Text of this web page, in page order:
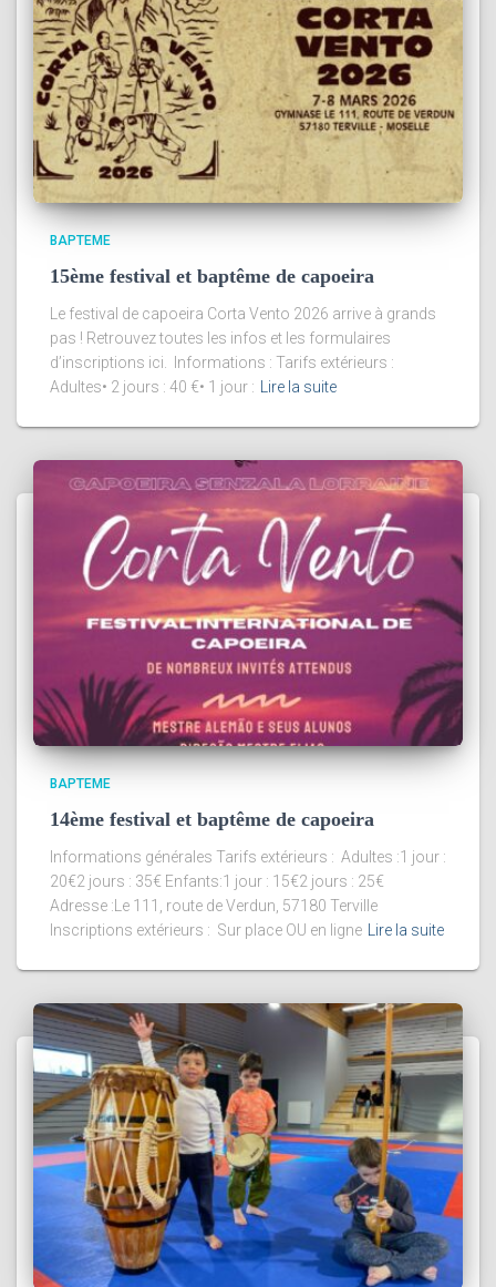
BAPTEME
15ème festival et baptême de capoeira
Le festival de capoeira Corta Vento 2026 arrive à grands
pas ! Retrouvez toutes les infos et les formulaires
d’inscriptions ici. Informations : Tarifs extérieurs :
Adultes• 2 jours : 40 €• 1 jour :
Lire la suite
BAPTEME
14ème festival et baptême de capoeira
Informations générales Tarifs extérieurs : Adultes :1 jour :
20€2 jours : 35€ Enfants:1 jour : 15€2 jours : 25€
Adresse :Le 111, route de Verdun, 57180 Terville
Inscriptions extérieurs : Sur place OU en ligne Lire la suite